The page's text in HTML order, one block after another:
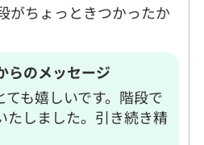
がちょっときつかったか
らのメッセージ
も嬉しいです。階段で
たしました。引き続き精